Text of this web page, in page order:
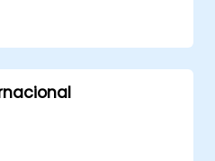
efectiva.
e influir en los demás a
eficaz.